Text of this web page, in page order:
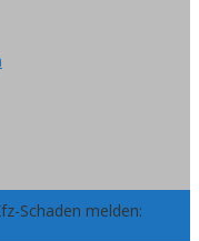
Schaden melden: